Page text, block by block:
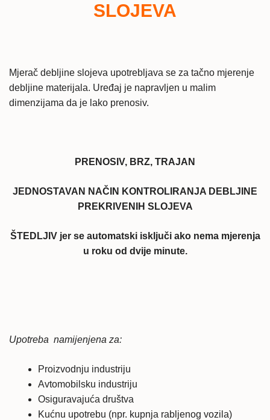
SLOJEVA
Mjerač debljine slojeva upotrebljava se za tačno mjerenje
debljine materijala. Uređaj je napravljen u malim
dimenzijama da je lako prenosiv.
PRENOSIV, BRZ, TRAJAN
JEDNOSTAVAN NAČIN KONTROLIRANJA DEBLJINE
PREKRIVENIH SLOJEVA
ŠTEDLJIV jer se automatski isključi ako nema mjerenja
u roku od dvije minute.
Upotreba namijenjena za:
Proizvodnju industriju
Avtomobilsku industriju
Osiguravajuća društva
Kućnu upotrebu (npr. kupnja rabljenog vozila)